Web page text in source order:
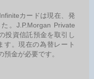
カードは現在、発
。J.P.Morgan Private
投資信託預金を取引し
す。現在の為替レート
金が必要です。